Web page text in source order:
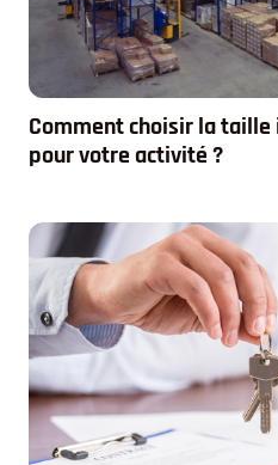
Comment choisir la
pour votre activité ?